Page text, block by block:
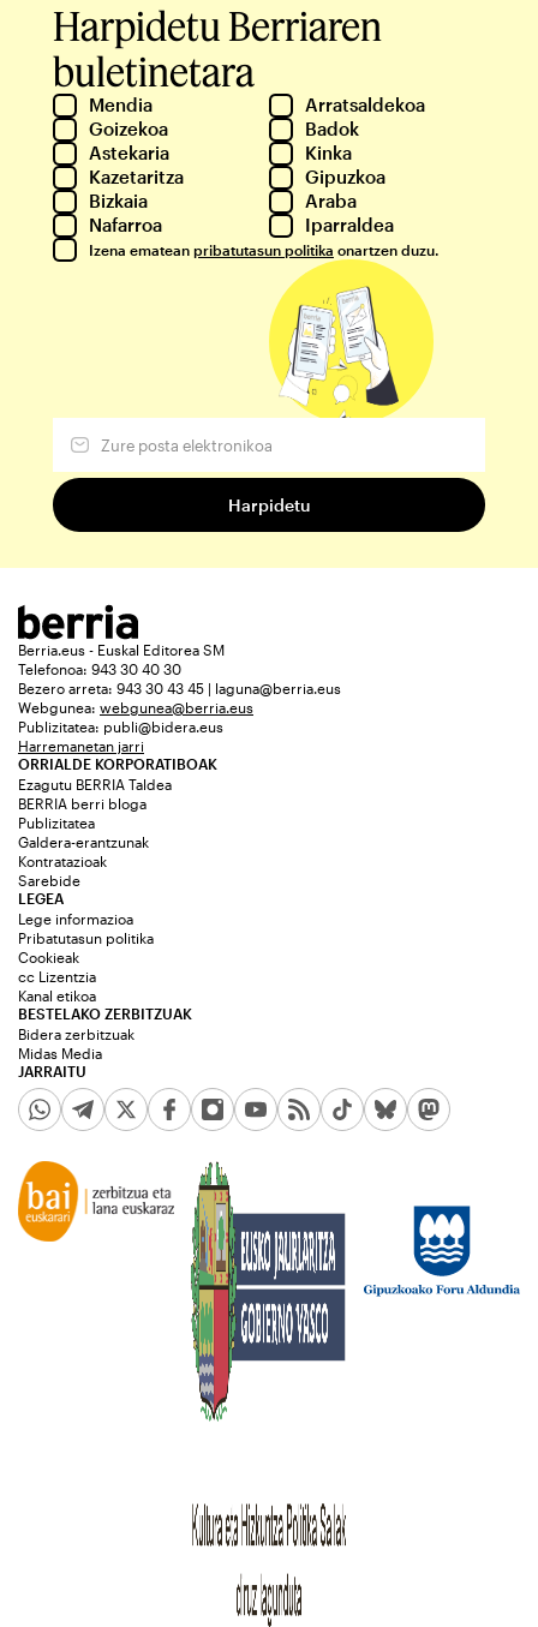
Harpidetu Berriaren
buletinetara
Mendia
Arratsaldekoa
Goizekoa
Badok
Astekaria
Kinka
Kazetaritza
Gipuzkoa
Bizkaia
Araba
Nafarroa
Iparraldea
Izena ematean pribatutasun politika onartzen duzu.
Berria.eus - Euskal Editorea SM
Telefonoa: 943 30 40 30
Bezero arreta: 943 30 43 45 | laguna@berria.eus
Webgunea: webgunea@berria.eus
Publizitatea: publi@bidera.eus
Harremanetan jarri
ORRIALDE KORPORATIBOAK
Ezagutu BERRIA Taldea
BERRIA berri bloga
Publizitatea
Galdera-erantzunak
Kontratazioak
Sarebide
JARRAITU
LEGEA
Lege informazioa
Pribatutasun politika
Cookieak
cc Lizentzia
Kanal etikoa
BESTELAKO ZERBITZUAK
Bidera zerbitzuak
Midas Media